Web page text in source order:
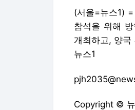
(서울=뉴스1)
참석을 위해
개최하고, 양국
뉴스1
Copyright ©